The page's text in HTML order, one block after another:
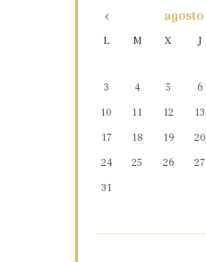
agosto
L M X J
3
4 5 6
10
11 12 13
17
18 19 20
24
25 26 27
31